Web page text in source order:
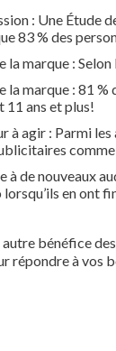
: Une Étude
83 % des
marque : Selon
marque : 81 %
11 ans et plus!
à agir : Parmi
comme
à de nouveaux
en ont
bénéfice
répondre à